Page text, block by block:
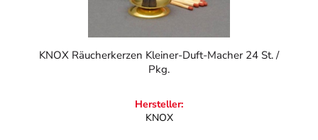
KNOX Räucherkerzen Kleiner-Duft-Macher 24 St. /
Pkg.
Hersteller:
KNOX